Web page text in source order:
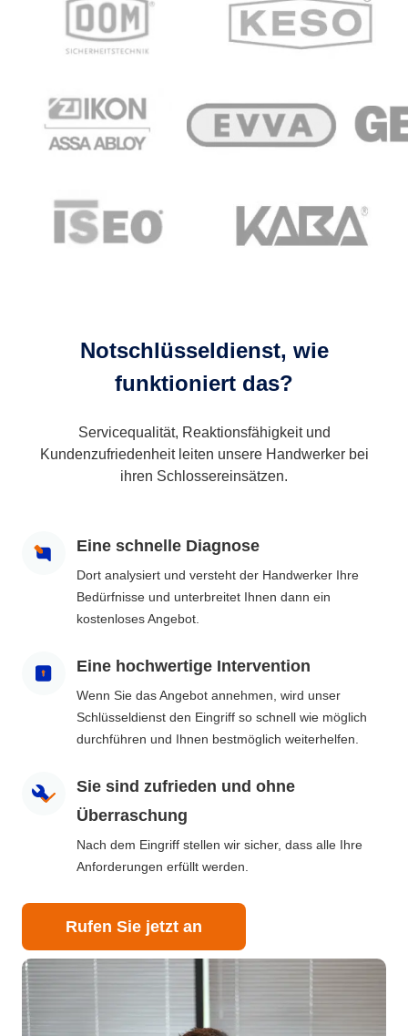
Notschlüsseldienst, wie
funktioniert das?
Servicequalität, Reaktionsfähigkeit und
Kundenzufriedenheit leiten unsere Handwerker bei
ihren Schlossereinsätzen.
Eine schnelle Diagnose
Dort analysiert und versteht der Handwerker Ihre
Bedürfnisse und unterbreitet Ihnen dann ein
kostenloses Angebot.
Eine hochwertige Intervention
Wenn Sie das Angebot annehmen, wird unser
Schlüsseldienst den Eingriff so schnell wie möglich
durchführen und Ihnen bestmöglich weiterhelfen.
Sie sind zufrieden und ohne
Überraschung
Nach dem Eingriff stellen wir sicher, dass alle Ihre
Anforderungen erfüllt werden.
Rufen Sie jetzt an